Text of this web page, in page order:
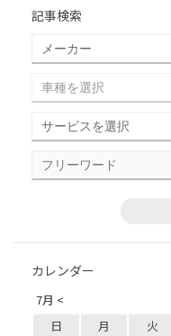
記事検索
カレンダー
7月 <
日 月 火